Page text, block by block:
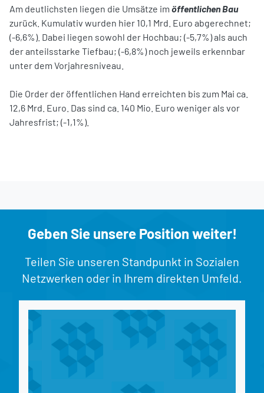
Am deutlichsten liegen die Umsätze im öffentlichen Bau
zurück. Kumulativ wurden hier 10,1 Mrd. Euro abgerechnet;
(-6,6%). Dabei liegen sowohl der Hochbau; (-5,7%) als auch
der anteilsstarke Tiefbau; (-6,8%) noch jeweils erkennbar
unter dem Vorjahresniveau.
Die Order der öffentlichen Hand erreichten bis zum Mai ca.
12,6 Mrd. Euro. Das sind ca. 140 Mio. Euro weniger als vor
Jahresfrist; (-1,1%).
Geben Sie unsere Position weiter!
Teilen Sie unseren Standpunkt in Sozialen
Netzwerken oder in Ihrem direkten Umfeld.